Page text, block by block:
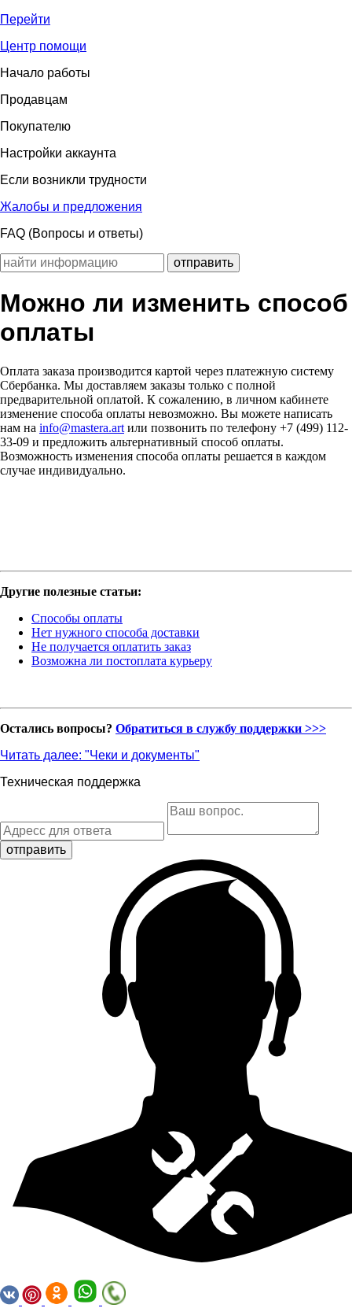
Перейти
Центр помощи
Начало работы
Продавцам
Покупателю
Настройки аккаунта
Если возникли трудности
Жалобы и предложения
FAQ (Вопросы и ответы)
Можно ли изменить способ
оплаты
Оплата заказа производится картой через платежную систему
Сбербанка. Мы доставляем заказы только с полной
предварительной оплатой. К сожалению, в личном кабинете
изменение способа оплаты невозможно. Вы можете написать
нам на info@mastera.art или позвонить по телефону +7 (499) 112-
33-09 и предложить альтернативный способ оплаты.
Возможность изменения способа оплаты решается в каждом
случае индивидуально.
Другие полезные статьи:
Способы оплаты
Нет нужного способа доставки
Не получается оплатить заказ
Возможна ли постоплата курьеру
Остались вопросы? Обратиться в службу поддержки >>>
Читать далее: "Чеки и документы"
Техническая поддержка
отправить